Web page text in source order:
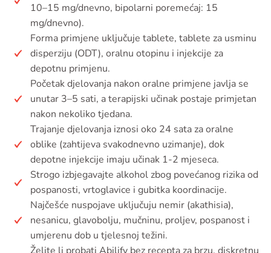
10–15 mg/dnevno, bipolarni poremećaj: 15
mg/dnevno).
Forma primjene uključuje tablete, tablete za usminu
disperziju (ODT), oralnu otopinu i injekcije za
depotnu primjenu.
Početak djelovanja nakon oralne primjene javlja se
unutar 3–5 sati, a terapijski učinak postaje primjetan
nakon nekoliko tjedana.
Trajanje djelovanja iznosi oko 24 sata za oralne
oblike (zahtijeva svakodnevno uzimanje), dok
depotne injekcije imaju učinak 1-2 mjeseca.
Strogo izbjegavajte alkohol zbog povećanog rizika od
pospanosti, vrtoglavice i gubitka koordinacije.
Najčešće nuspojave uključuju nemir (akathisia),
nesanicu, glavobolju, mučninu, proljev, pospanost i
umjerenu dob u tjelesnoj težini.